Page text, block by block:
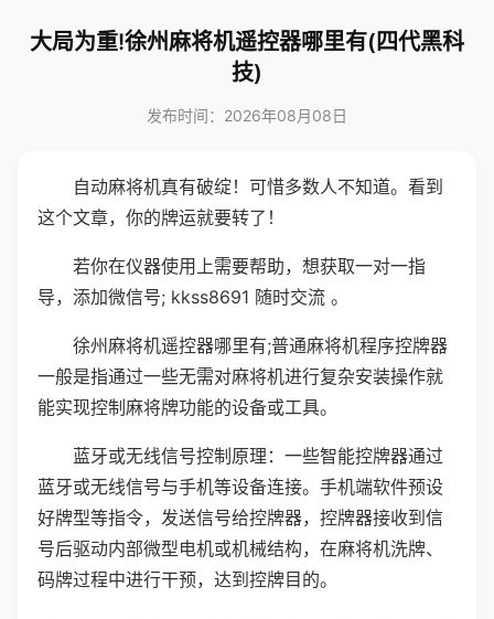
大局为重!徐州麻将机遥控器哪里有(四代黑科
技)
发布时间：2026年08月08日
自动麻将机真有破绽！可惜多数人不知道。看到
这个文章，你的牌运就要转了！
若你在仪器使用上需要帮助，想获取一对一指
导，添加微信号; kkss8691 随时交流 。
徐州麻将机遥控器哪里有;普通麻将机程序控牌器
一般是指通过一些无需对麻将机进行复杂安装操作就
能实现控制麻将牌功能的设备或工具。
蓝牙或无线信号控制原理：一些智能控牌器通过
蓝牙或无线信号与手机等设备连接。手机端软件预设
好牌型等指令，发送信号给控牌器，控牌器接收到信
号后驱动内部微型电机或机械结构，在麻将机洗牌、
码牌过程中进行干预，达到控牌目的。